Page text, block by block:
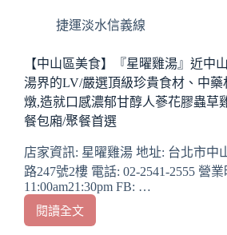
招
餐
廳/
平
價/
小
家
庭
也
可
品
嚐
捷運淡水信義線
【中山區美食】『星曜雞湯』近中
湯界的LV/嚴選頂級珍貴食材、中藥
燉,造就口感濃郁甘醇人蔘花膠蟲草
餐包廂/聚餐首選
店家資訊: 星曜雞湯 地址: 台北市中
路247號2樓 電話: 02-2541-2555 營業
11:00am21:30pm FB: …
閱讀全文
【中